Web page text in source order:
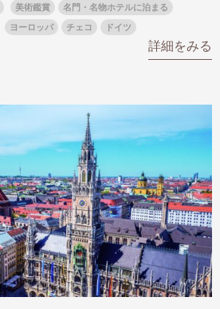
美術鑑賞 名門・名物ホテルに泊まる
ヨーロッパ チェコ ドイツ
詳細をみる